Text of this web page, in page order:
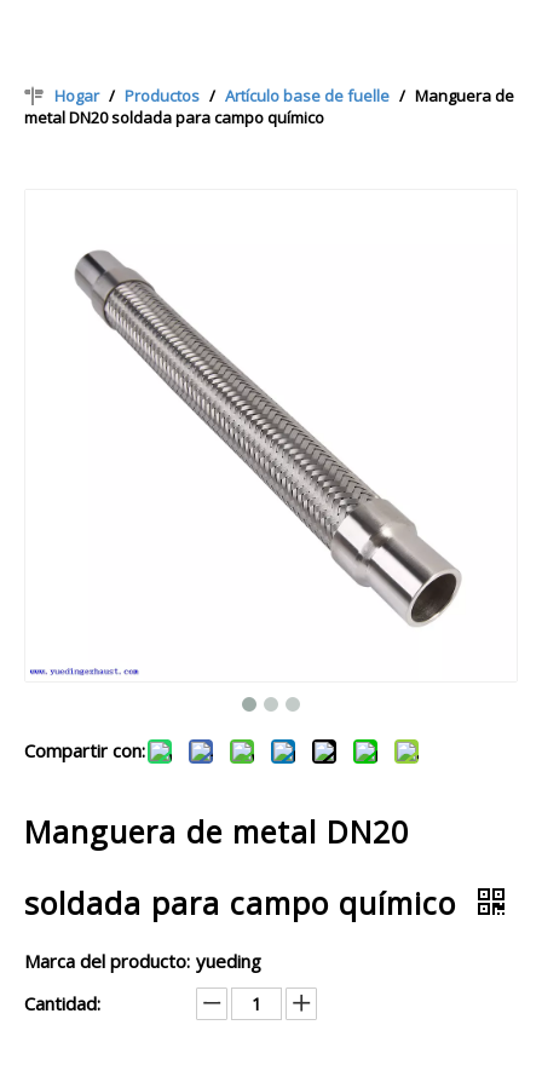
Hogar / Productos / Artículo base de fuelle / Manguera de
metal DN20 soldada para campo químico
Compartir con:
Manguera de metal DN20
soldada para campo químico
Marca del producto: yueding
Cantidad: